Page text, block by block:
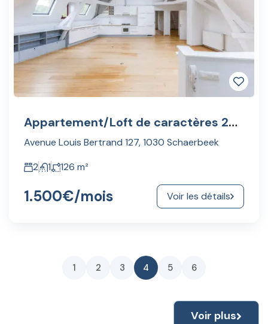
Appartement/Loft de caractères 2ch. vue sur Parc Josaphat
Avenue Louis Bertrand 127, 1030 Schaerbeek
2
1 126 m²
1.500€/mois Voir les détails
1 2 3 4 5 6
Voir plus